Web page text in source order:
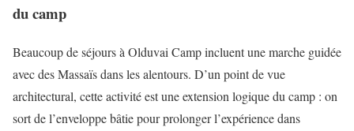
du camp
Beaucoup de séjours à Olduvai Camp incluent une marche guidée
avec des Massaïs dans les alentours. D’un point de vue
architectural, cette activité est une extension logique du camp : on
sort de l’enveloppe bâtie pour prolonger l’expérience dans